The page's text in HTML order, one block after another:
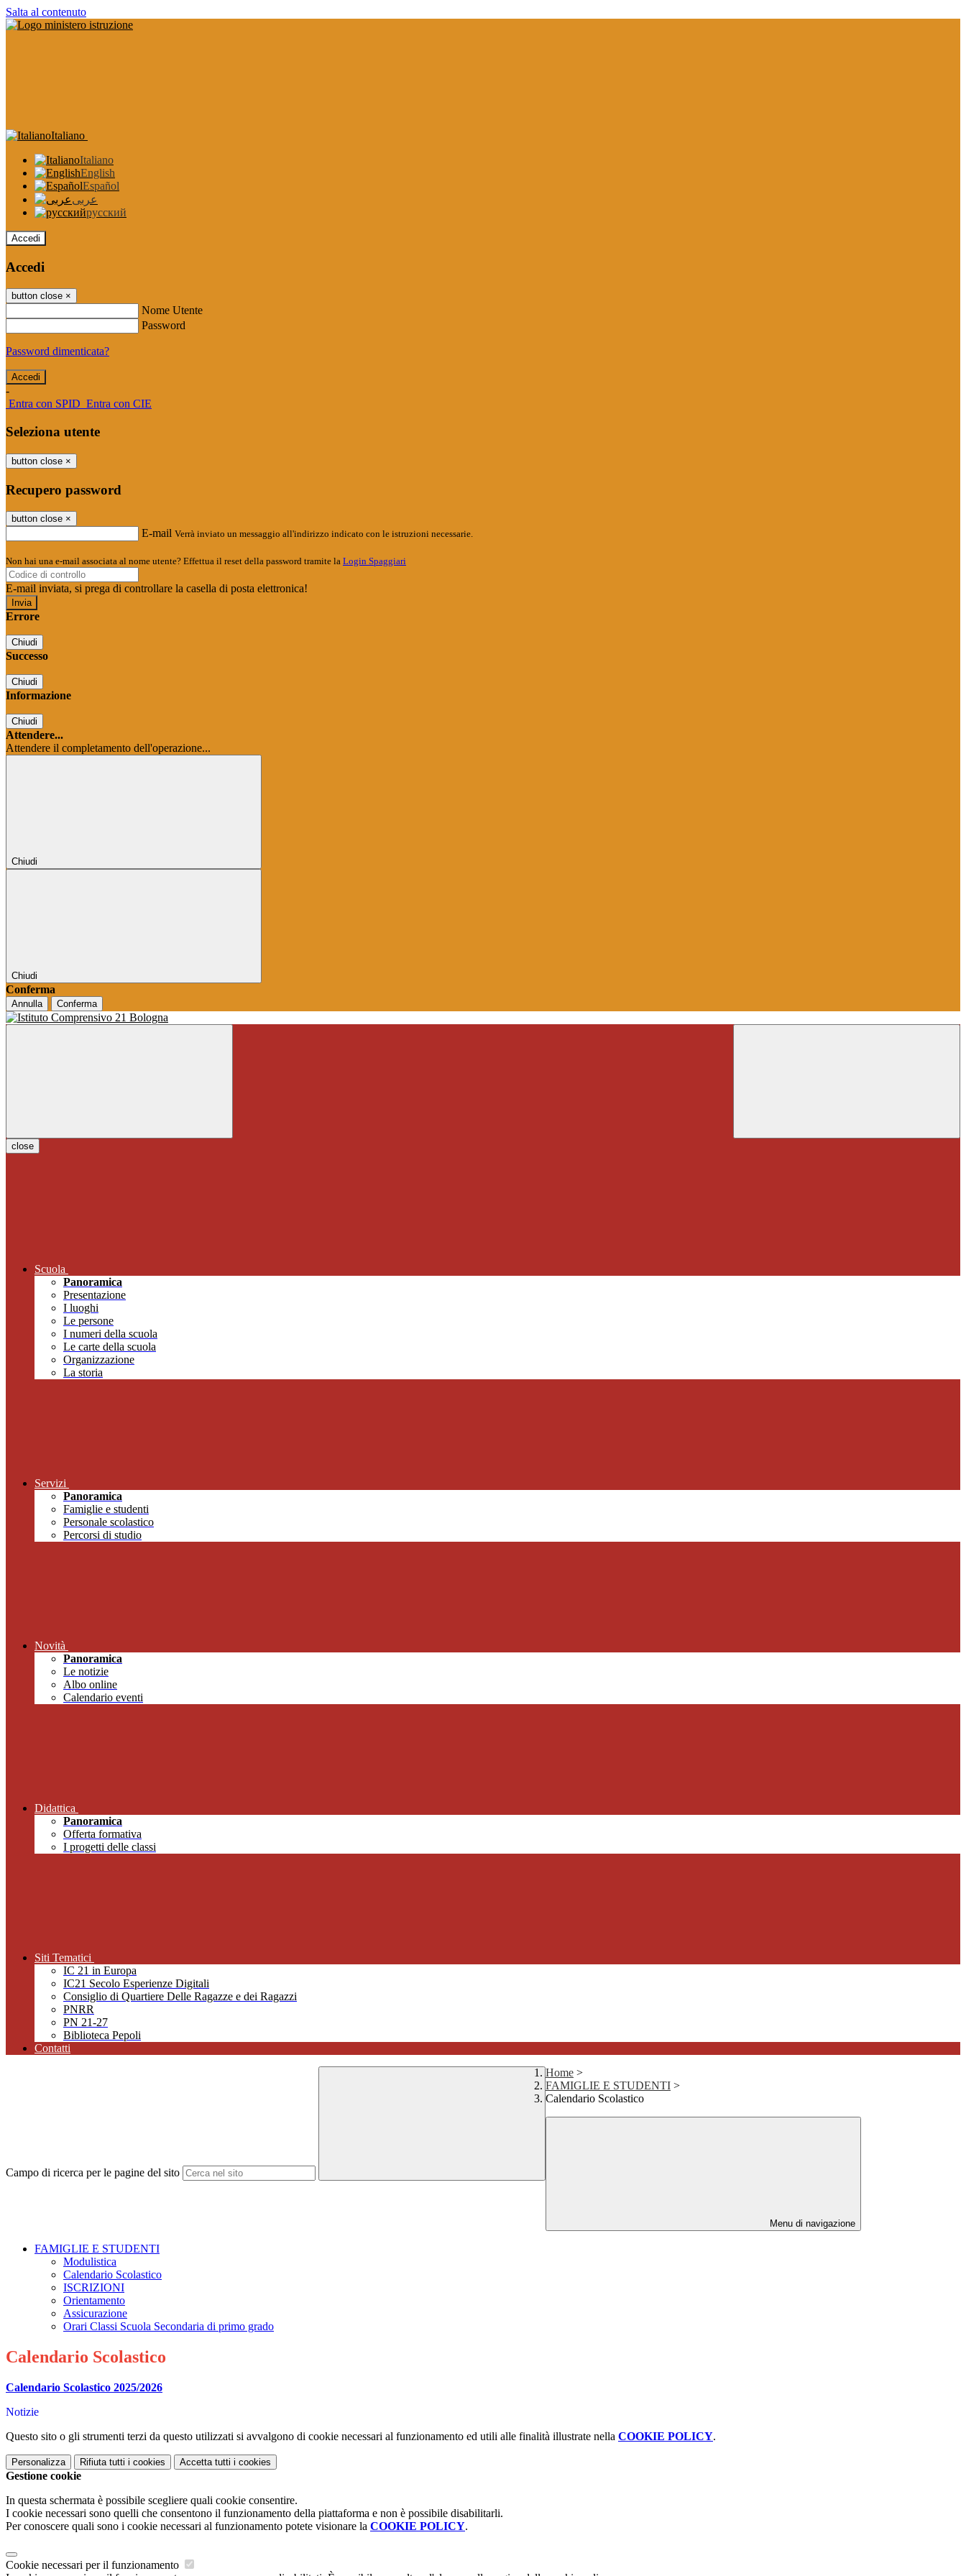
Salta al contenuto
Italiano
Italiano
English
Español
عربى
русский
Accedi
Accedi
button close ×
Nome Utente
Password
Password dimenticata?
-
Entra con SPID Entra con CIE
Seleziona utente
button close ×
Recupero password
button close ×
E-mail Verrà inviato un messaggio all'indirizzo indicato con le istruzioni necessarie.
Non hai una e-mail associata al nome utente? Effettua il reset della password tramite la Login Spaggiari
E-mail inviata, si prega di controllare la casella di posta elettronica!
Errore
Chiudi
Successo
Chiudi
Informazione
Chiudi
Attendere...
Attendere il completamento dell'operazione...
Chiudi
Chiudi
Conferma
Annulla Conferma
close
Scuola
Panoramica
Presentazione
I luoghi
Le persone
I numeri della scuola
Le carte della scuola
Organizzazione
La storia
Servizi
Panoramica
Famiglie e studenti
Personale scolastico
Percorsi di studio
Novità
Panoramica
Le notizie
Albo online
Calendario eventi
Didattica
Panoramica
Offerta formativa
I progetti delle classi
Siti Tematici
IC 21 in Europa
IC21 Secolo Esperienze Digitali
Consiglio di Quartiere Delle Ragazze e dei Ragazzi
PNRR
PN 21-27
Biblioteca Pepoli
Contatti
Campo di ricerca per le pagine del sito
Home >
FAMIGLIE E STUDENTI >
Calendario Scolastico
Menu di navigazione
FAMIGLIE E STUDENTI
Modulistica
Calendario Scolastico
ISCRIZIONI
Orientamento
Assicurazione
Orari Classi Scuola Secondaria di primo grado
Calendario Scolastico
Calendario Scolastico 2025/2026
Notizie
Questo sito o gli strumenti terzi da questo utilizzati si avvalgono di cookie necessari al funzionamento ed utili alle finalità illustrate nella COOKIE POLICY.
Personalizza Rifiuta tutti i cookies Accetta tutti i cookies
Gestione cookie
In questa schermata è possibile scegliere quali cookie consentire.
I cookie necessari sono quelli che consentono il funzionamento della piattaforma e non è possibile disabilitarli.
Per conoscere quali sono i cookie necessari al funzionamento potete visionare la COOKIE POLICY.
Cookie necessari per il funzionamento